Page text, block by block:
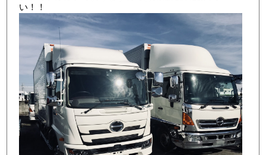
い！！
店舗写真3